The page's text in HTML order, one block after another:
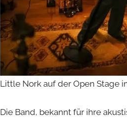
Little Nork auf der Open Stage
Die Band, bekannt für ihre